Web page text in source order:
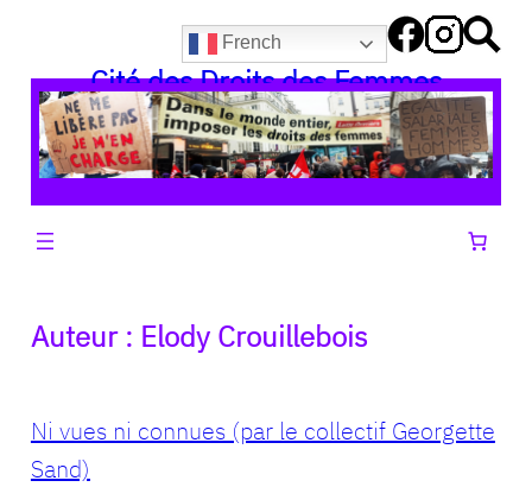
contenu
French
Cité des Droits des Femmes
Auteur : Elody Crouillebois
Ni vues ni connues (par le collectif Georgette
Sand)